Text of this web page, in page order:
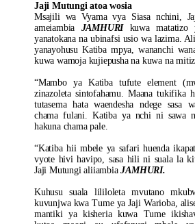
Jaji Mutungi atoa wosia
Msajili wa Vyama vya Siasa nchini,
ameiambia JAMHURIkuwa matatizo
yanatokana na ubinafsi usio wa lazima.
yanayohusu Katiba mpya, wananchi
kuwa wamoja kujiepusha na kuwa na
“Mambo ya Katiba tufute element
zinazoleta sintofahamu. Maana tukifika
tutasema hata waendesha ndege sasa
chama fulani. Katiba ya nchi ni sawa
hakuna chama pale.
“Katiba hii mbele ya safari huenda
vyote hivi havipo, sasa hili ni suala la
Jaji Mutungi aliiambiaJAMHURI.
Kuhusu suala lililoleta mvutano
kuvunjwa kwa Tume ya Jaji Warioba,
mantiki ya kisheria kuwa Tume